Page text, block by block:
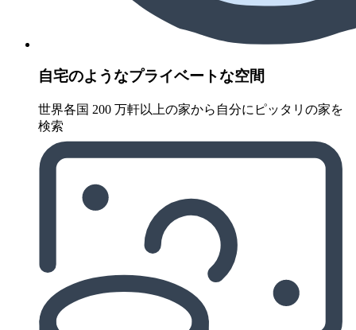
自宅のようなプライベートな空間
世界各国 200 万軒以上の家から自分にピッタリの家を
検索